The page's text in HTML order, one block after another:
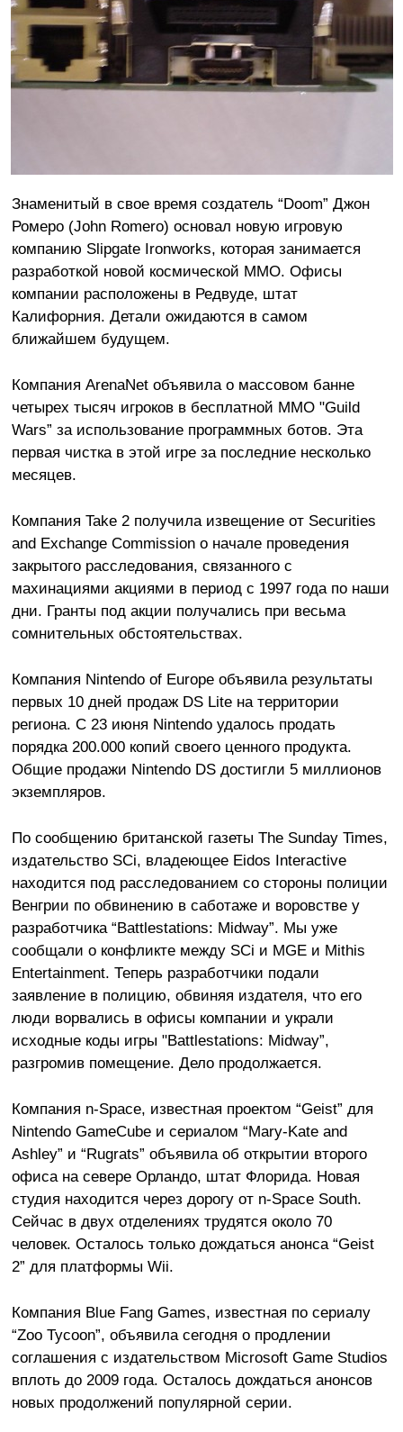
Знаменитый в свое время создатель “Doom” Джон
Ромеро (John Romero) основал новую игровую
компанию Slipgate Ironworks, которая занимается
разработкой новой космической MMO. Офисы
компании расположены в Редвуде, штат
Калифорния. Детали ожидаются в самом
ближайшем будущем.
Компания ArenaNet объявила о массовом банне
четырех тысяч игроков в бесплатной MMO "Guild
Wars” за использование программных ботов. Эта
первая чистка в этой игре за последние несколько
месяцев.
Компания Take 2 получила извещение от Securities
and Exchange Commission о начале проведения
закрытого расследования, связанного с
махинациями акциями в период с 1997 года по наши
дни. Гранты под акции получались при весьма
сомнительных обстоятельствах.
Компания Nintendo of Europe объявила результаты
первых 10 дней продаж DS Lite на территории
региона. С 23 июня Nintendo удалось продать
порядка 200.000 копий своего ценного продукта.
Общие продажи Nintendo DS достигли 5 миллионов
экземпляров.
По сообщению британской газеты The Sunday Times,
издательство SCi, владеющее Eidos Interactive
находится под расследованием со стороны полиции
Венгрии по обвинению в саботаже и воровстве у
разработчика “Battlestations: Midway”. Мы уже
сообщали о конфликте между SCi и MGE и Mithis
Entertainment. Теперь разработчики подали
заявление в полицию, обвиняя издателя, что его
люди ворвались в офисы компании и украли
исходные коды игры "Battlestations: Midway”,
разгромив помещение. Дело продолжается.
Компания n-Space, известная проектом “Geist” для
Nintendo GameCube и сериалом “Mary-Kate and
Ashley” и “Rugrats” объявила об открытии второго
офиса на севере Орландо, штат Флорида. Новая
студия находится через дорогу от n-Space South.
Сейчас в двух отделениях трудятся около 70
человек. Осталось только дождаться анонса “Geist
2” для платформы Wii.
Компания Blue Fang Games, известная по сериалу
“Zoo Tycoon”, объявила сегодня о продлении
соглашения с издательством Microsoft Game Studios
вплоть до 2009 года. Осталось дождаться анонсов
новых продолжений популярной серии.